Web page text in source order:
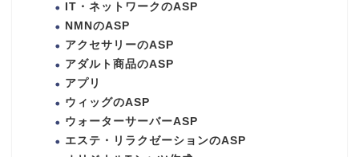
IT・ネットワークのASP
NMNのASP
アクセサリーのASP
アダルト商品のASP
アプリ
ウィッグのASP
ウォーターサーバーASP
エステ・リラクゼーションのASP